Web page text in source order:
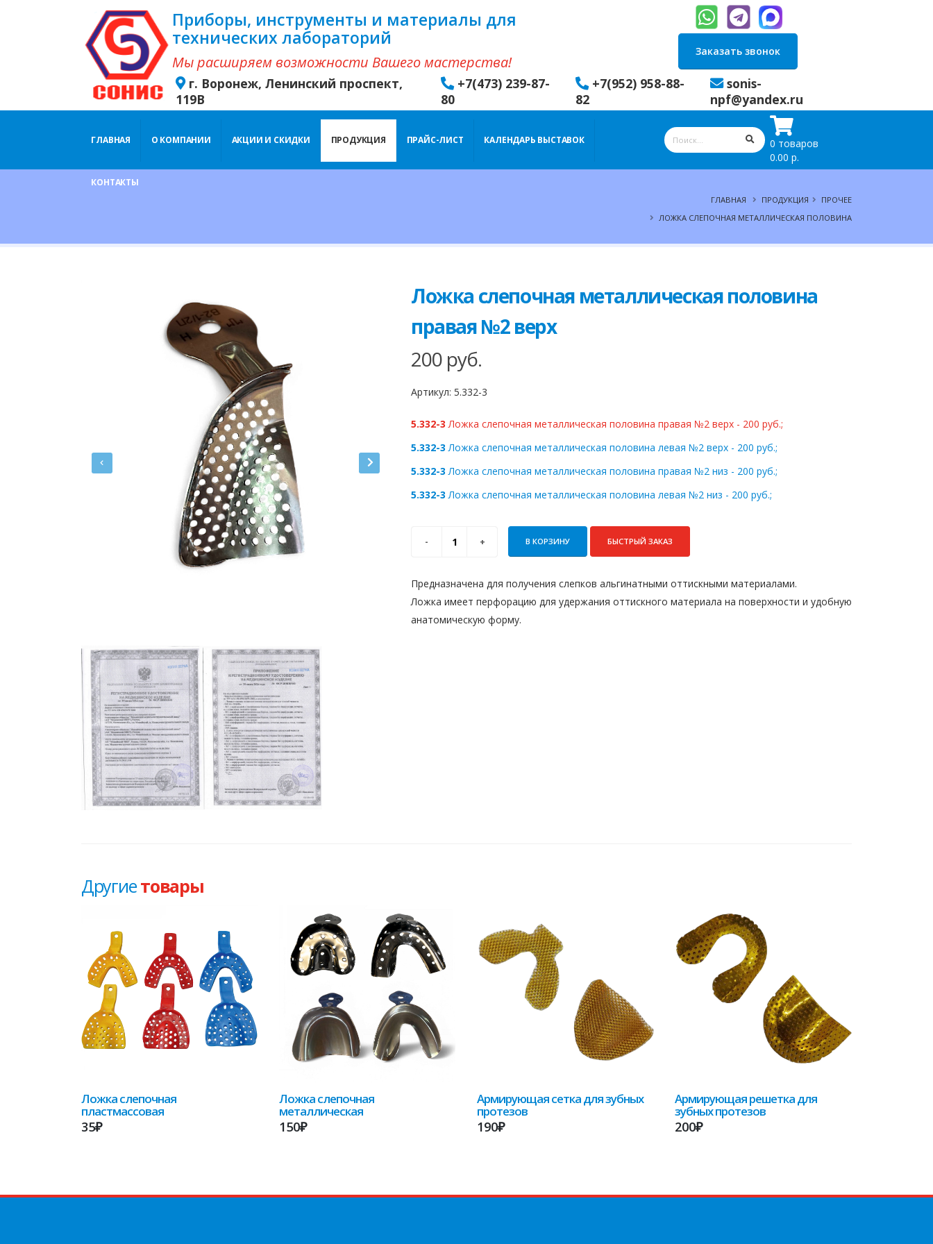
Приборы, инструменты и материалы для
технических лабораторий
Мы расширяем возможности Вашего мастерства!
Заказать звонок
г. Воронеж, Ленинский проспект,
119В
+7(473) 239-87-
80
+7(952) 958-88-
82
sonis-
npf@yandex.ru
ГЛАВНАЯ О КОМПАНИИ АКЦИИ И СКИДКИ ПРОДУКЦИЯ ПРАЙС-ЛИСТ КАЛЕНДАРЬ ВЫСТАВОК
КОНТАКТЫ
0 товаров
0.00 р.
ГЛАВНАЯ ПРОДУКЦИЯ
ПРОЧЕЕ
ЛОЖКА СЛЕПОЧНАЯ МЕТАЛЛИЧЕСКАЯ ПОЛОВИНА
Ложка слепочная металлическая половина
правая №2 верх
200 руб.
Артикул: 5.332-3
5.332-3 Ложка слепочная металлическая половина правая №2 верх - 200 руб.;
5.332-3 Ложка слепочная металлическая половина левая №2 верх - 200 руб.;
5.332-3 Ложка слепочная металлическая половина правая №2 низ - 200 руб.;
5.332-3 Ложка слепочная металлическая половина левая №2 низ - 200 руб.;
В КОРЗИНУ БЫСТРЫЙ ЗАКАЗ
Предназначена для получения слепков альгинатными оттискными материалами.
Ложка имеет перфорацию для удержания оттискного материала на поверхности и удобную
анатомическую форму.
Другиетовары
Ложка слепочная
пластмассовая
35₽
Ложка слепочная
металлическая
150₽
Армирующая сетка для зубных
протезов
190₽
Армирующая решетка для
зубных протезов
200₽